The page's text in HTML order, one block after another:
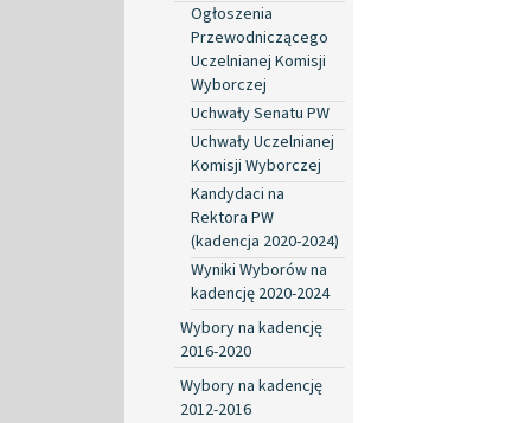
Ogłoszenia
Przewodniczącego
Uczelnianej Komisji
Wyborczej
Uchwały Senatu PW
Uchwały Uczelnianej
Komisji Wyborczej
Kandydaci na
Rektora PW
(kadencja 2020-2024)
Wyniki Wyborów na
kadencję 2020-2024
Wybory na kadencję
2016-2020
Wybory na kadencję
2012-2016